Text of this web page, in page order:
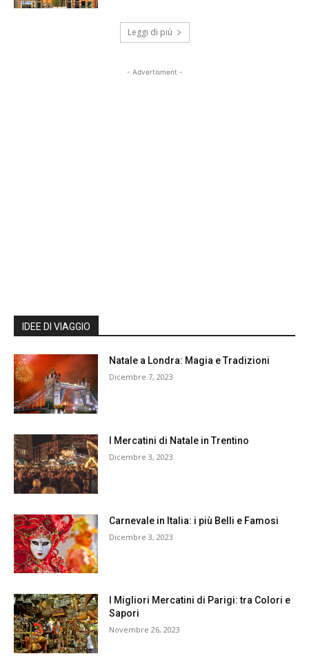
Leggi di più
- Advertisment -
IDEE DI VIAGGIO
Natale a Londra: Magia e Tradizioni
Dicembre 7, 2023
I Mercatini di Natale in Trentino
Dicembre 3, 2023
Carnevale in Italia: i più Belli e Famosi
Dicembre 3, 2023
I Migliori Mercatini di Parigi: tra Colori e
Sapori
Novembre 26, 2023